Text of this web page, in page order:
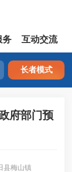
务 互动交流
长者模式
府部门预
县梅山镇